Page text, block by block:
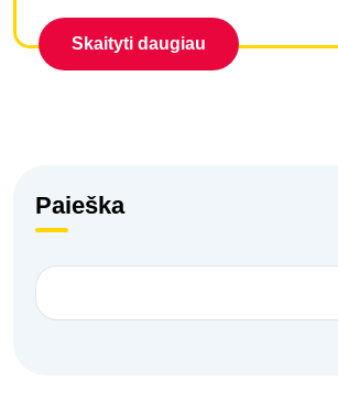
Skaityti daugiau
Paieška